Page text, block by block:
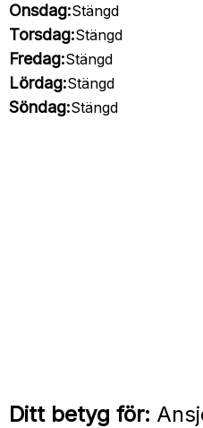
Onsdag:Stängd
Torsdag:Stängd
Fredag:Stängd
Lördag:Stängd
Söndag:Stängd
Ditt betyg för: